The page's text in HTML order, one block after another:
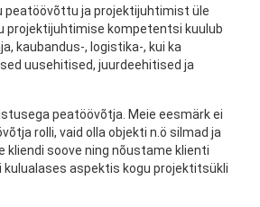
peatöövõttu ja projektijuhtimist üle
projektijuhtimise kompetentsi kuulub
kaubandus-, logistika-, kui ka
uusehitised, juurdeehitised ja
peatöövõtja. Meie eesmärk ei
rolli, vaid olla objekti n.ö silmad ja
kliendi soove ning nõustame klienti
aspektis kogu projektitsükli